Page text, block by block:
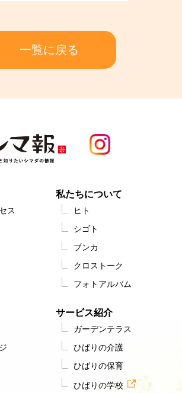
一覧に戻る
ス
私たちについて
ヒト
シゴト
ブンカ
クロストーク
フォトアルバム
サービス紹介
ガーデンテラス
ひばりの介護
ひばりの保育
ひばりの学校